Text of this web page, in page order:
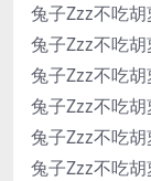
兔子Zzz不吃
兔子Zzz不吃
兔子Zzz不吃
兔子Zzz不吃
兔子Zzz不吃
兔子Zzz不吃